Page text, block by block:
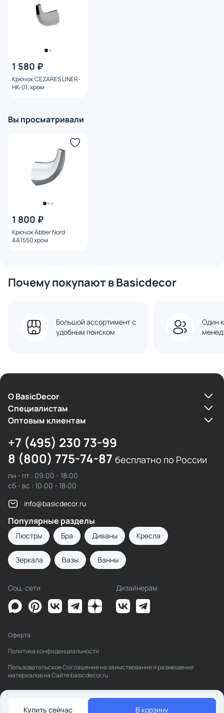
1 580 ₽
Крючок CEZARES LINER-
HK-01, хром
Вы просматривали
1 800 ₽
Крючок Abber Nord
AA1550 хром
Почему покупают в Basicdecor
Большой ассортимент с
удобным поиском
Один
Купить сейчас В корзину
О BasicDecor
Cпециалистам
Оптовым клиентам
+7 (495) 230 73-99
8 (800) 775-74-87 бесплатно по России
пн - пт : 09:00 - 18:00
сб - вс : 10:00 - 18:00
info@basicdecor.ru
Популярные разделы
Люстры Бра Диваны Кресла
Зеркала Вазы Ванны
Соц. сети Дизайнерам
Оферта
Политика конфиденциальности
Пользовательское Соглашение на заимствование и размещение
материалов на Сайте basicdecor.ru